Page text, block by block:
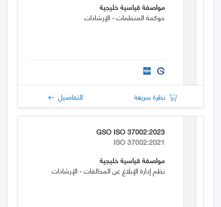
مواصفة قياسية خليجية
حوكمة المنظمات - الإرشادات
نظرة سريعة التفاصيل
GSO ISO 37002:2023
ISO 37002:2021
مواصفة قياسية خليجية
نظم إدارة الإبلاغ عن المخالفات - الإرشادات